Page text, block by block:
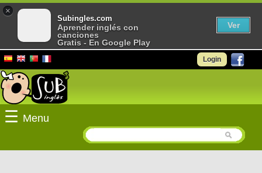
Login
☰ Menu
×
Subingles.com
Aprender inglés con
canciones
Gratis - En Google Play
Ver